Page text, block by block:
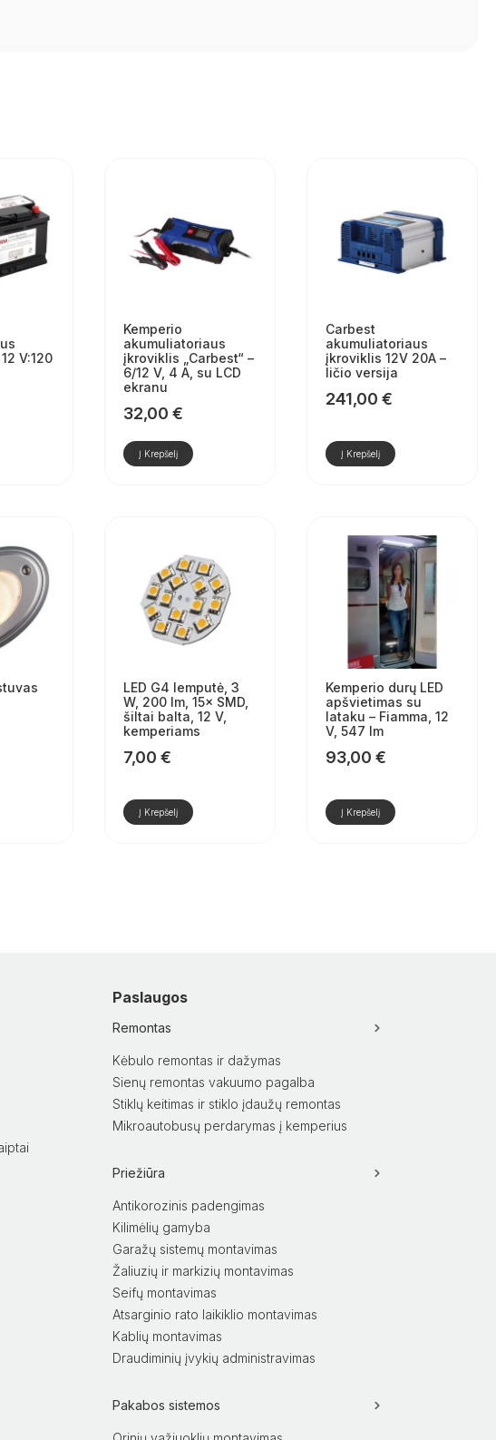
V:120
Kemperio
akumuliatoriaus
įkroviklis „Carbest“ –
6/12 V, 4 A, su LCD
ekranu
32,00 €
Į Krepšelį
Carbest
akumuliatoriaus
įkroviklis 12V 20A –
ličio versija
241,00 €
Į Krepšelį
LED G4 lemputė, 3
W, 200 lm, 15× SMD,
šiltai balta, 12 V,
kemperiams
7,00 €
Į Krepšelį
Kemperio durų LED
apšvietimas su
lataku – Fiamma, 12
V, 547 lm
93,00 €
Į Krepšelį
Paslaugos
Remontas
Kėbulo remontas ir dažymas
Sienų remontas vakuumo pagalba
Stiklų keitimas ir stiklo įdaužų remontas
Mikroautobusų perdarymas į kemperius
Priežiūra
Antikorozinis padengimas
Kilimėlių gamyba
Garažų sistemų montavimas
Žaliuzių ir markizių montavimas
Seifų montavimas
Atsarginio rato laikiklio montavimas
Kablių montavimas
Draudiminių įvykių administravimas
Pakabos sistemos